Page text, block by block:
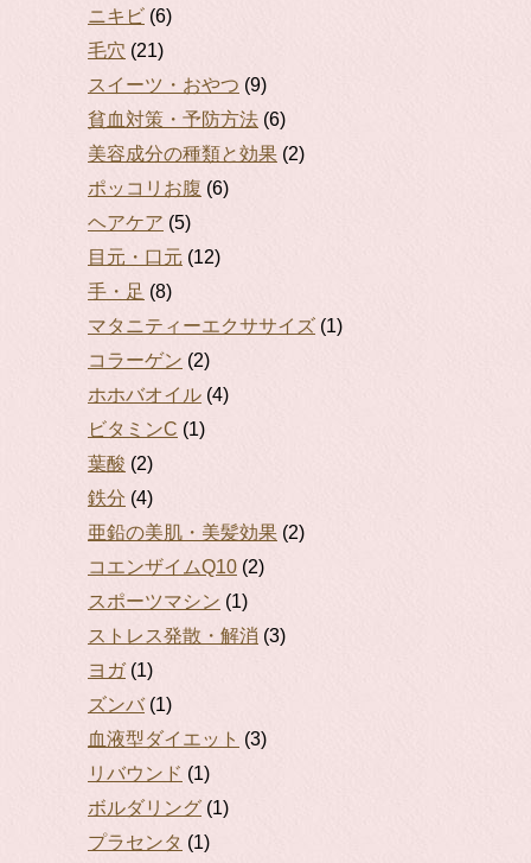
ニキビ (6)
毛穴 (21)
スイーツ・おやつ (9)
貧血対策・予防方法 (6)
美容成分の種類と効果 (2)
ポッコリお腹 (6)
ヘアケア (5)
目元・口元 (12)
手・足 (8)
マタニティーエクササイズ (1)
コラーゲン (2)
ホホバオイル (4)
ビタミンC (1)
葉酸 (2)
鉄分 (4)
亜鉛の美肌・美髪効果 (2)
コエンザイムQ10 (2)
スポーツマシン (1)
ストレス発散・解消 (3)
ヨガ(1)
ズンバ(1)
血液型ダイエット (3)
リバウンド (1)
ボルダリング (1)
プラセンタ (1)